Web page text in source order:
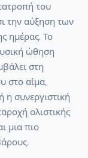
του
την αύξηση των
ημέρας. Το
ώθηση
στη
στο αίμα,
η συνεργιστική
ολιστικής
μια πιο